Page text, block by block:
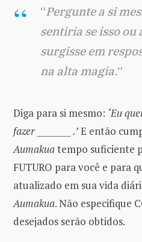
“Pergunte a si
sentiria se isso
surgisse em
na alta magia.“
Diga para si mesmo: ‘Eu
fazer ________ .’E então
Aumakuatempo suficiente
FUTURO para você e para
atualizado em sua vida
Aumakua. Não especifique
desejados serão obtidos.